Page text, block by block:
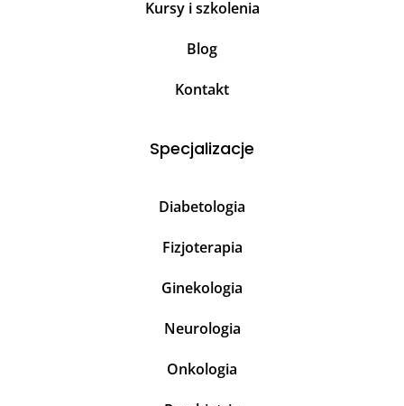
Kursy i szkolenia
Blog
Kontakt
Specjalizacje
Diabetologia
Fizjoterapia
Ginekologia
Neurologia
Onkologia